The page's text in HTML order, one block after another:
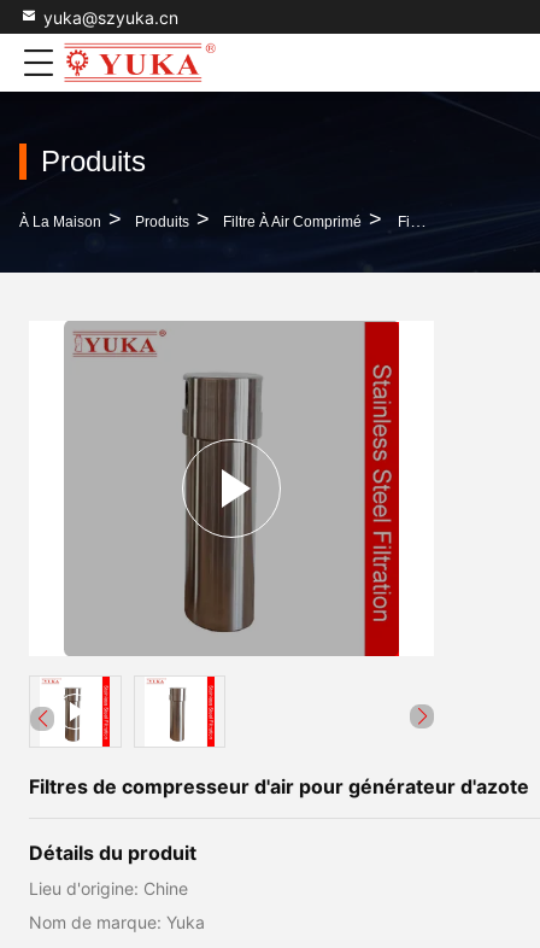
yuka@szyuka.cn
Produits
À La Maison > Produits > Filtre À Air Comprimé > Filtres De Compresseur D'air Pour Générateur D'azote
Filtres de compresseur d'air pour générateur d'azote
Détails du produit
Lieu d'origine: Chine
Nom de marque: Yuka